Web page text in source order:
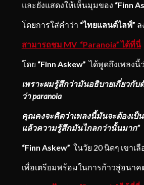
และยังแสดงให้เห็นมุมของ “Finn
โดยการใส่คำว่า “ไทยแลนด์ไลฟ์” ล
สามารถชม MV “Paranoia” ได้ที่นี่
โดย “Finn Askew” ได้พูดถึงเพลงนี้
เพราะผมรู้สึกว่ามันอธิบายเกี่ยวกั
ว่าparanoia
คุณคงจะคิดว่าเพลงนี้มันจะต้องเป็
แล้วความรู้สึกมันไกลกว่านั้นมาก”
“Finn Askew” ในวัย 20 นิดๆ เขาเ
เพื่อเตรียมพร้อมในการก้าวสู่อนาค